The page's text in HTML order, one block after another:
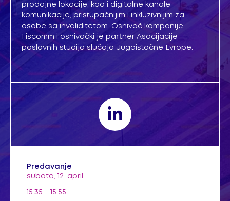
prodajne lokacije, kao i digitalne kanale
komunikacije, pristupačnijim i inkluzivnijim za
osobe sa invaliditetom. Osnivač kompanije
Fiscomm i osnivački je partner Asocijacije
poslovnih studija slučaja Jugoistočne Evrope.
Predavanje
subota, 12. april
15:35 - 15:55